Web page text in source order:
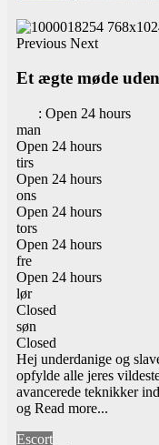
Previous Next
Et ægte møde
: Open 24 hours
man
Open 24 hours
tirs
Open 24 hours
ons
Open 24 hours
tors
Open 24 hours
fre
Open 24 hours
lør
Closed
søn
Closed
Hej underdanige og
opfylde alle jeres
avancerede teknikker
og Read more...
Escort